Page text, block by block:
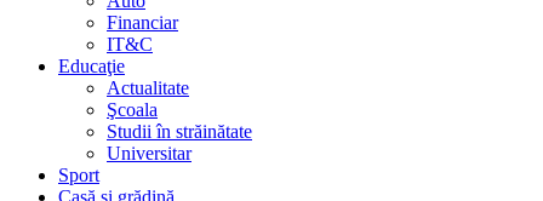
Financiar
IT&C
Educaţie
Actualitate
Şcoala
Studii în străinătate
Universitar
Sport
Casă şi grădină